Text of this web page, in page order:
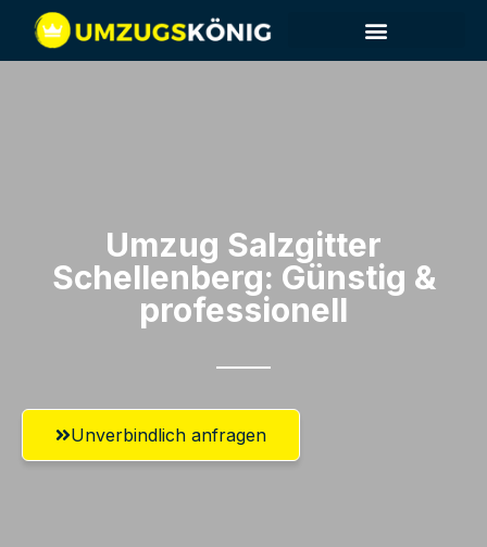
Umzug Salzgitter​
Schellenberg: Günstig &
professionell​
Unverbindlich anfragen